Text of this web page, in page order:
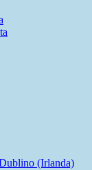
(Irlanda)